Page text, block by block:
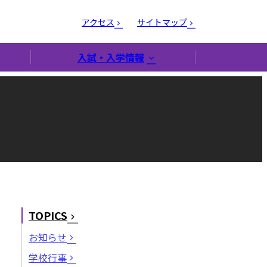
アクセス サイトマップ
入試・入学情報
TOPICS
お知らせ
学校行事